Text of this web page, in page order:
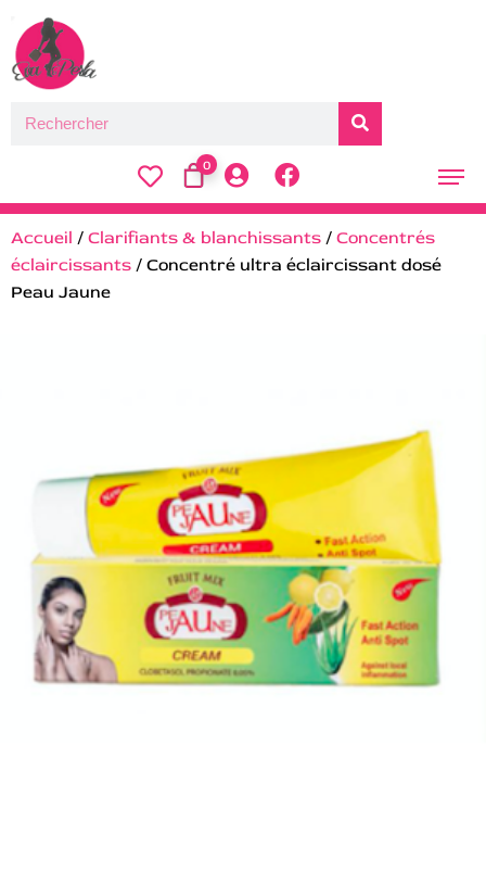
0
Accueil / Clarifiants & blanchissants / Concentrés
éclaircissants / Concentré ultra éclaircissant dosé
Peau Jaune